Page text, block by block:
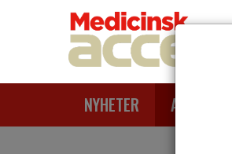
NYHETER ARTIKLAR